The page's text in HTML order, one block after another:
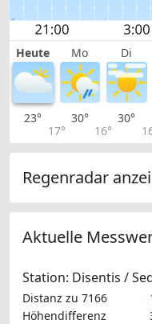
Heute Mo Di
23°
17°
30°
16°
30°
Regenradar
Aktuelle
Station: Disentis /
Distanz zu 7166
Höhendifferenz